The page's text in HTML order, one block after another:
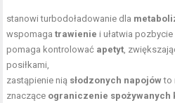
stanowi turbodoładowanie dla
wspomagatrawienie i ułatwia
pomaga kontrolować apetyt,
posiłkami,
zastąpienie nią słodzonych napojówto
znaczące ograniczenie spożywanych